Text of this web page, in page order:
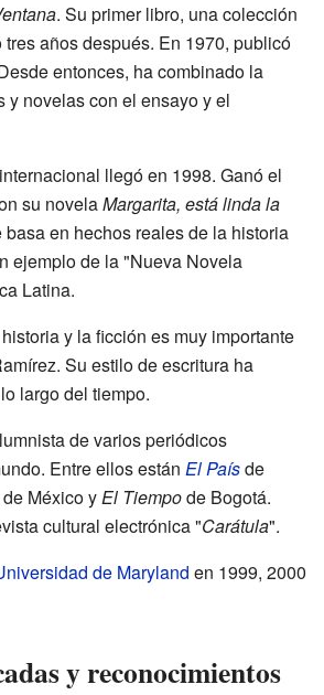
. Su primer libro, una colección
años después. En 1970, publicó
entonces, ha combinado la
y novelas con el ensayo y el
llegó en 1998. Ganó el
su novelaMargarita, está linda la
basa en hechos reales de la historia
ejemplo de la "Nueva Novela
Latina.
y la ficción es muy importante
Su estilo de escritura ha
largo del tiempo.
de varios periódicos
Entre ellos están El Paísde
de México yEl Tiempode Bogotá.
cultural electrónica "Carátula".
de Maryland en 1999, 2000
y reconocimientos